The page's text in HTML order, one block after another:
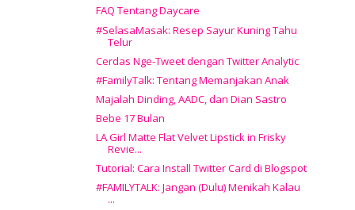
FAQ Tentang Daycare
#SelasaMasak: Resep Sayur Kuning Tahu
Telur
Cerdas Nge-Tweet dengan Twitter Analytic
#FamilyTalk: Tentang Memanjakan Anak
Majalah Dinding, AADC, dan Dian Sastro
Bebe 17 Bulan
LA Girl Matte Flat Velvet Lipstick in Frisky
Revie...
Tutorial: Cara Install Twitter Card di Blogspot
#FAMILYTALK: Jangan (Dulu) Menikah Kalau
...